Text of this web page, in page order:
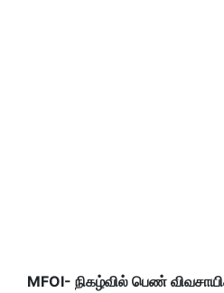
MFOI- நிகழ்வில் பெண்